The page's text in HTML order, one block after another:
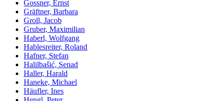
Gossner, Ernst
Gräftner, Barbara
Groll, Jacob
Gruber, Maximilian
Haberl, Wolfgang
Hablesreiter, Roland
Hafner, Stefan
Halilbašić, Senad
Haller, Harald
Haneke, Michael
Häufler, Ines